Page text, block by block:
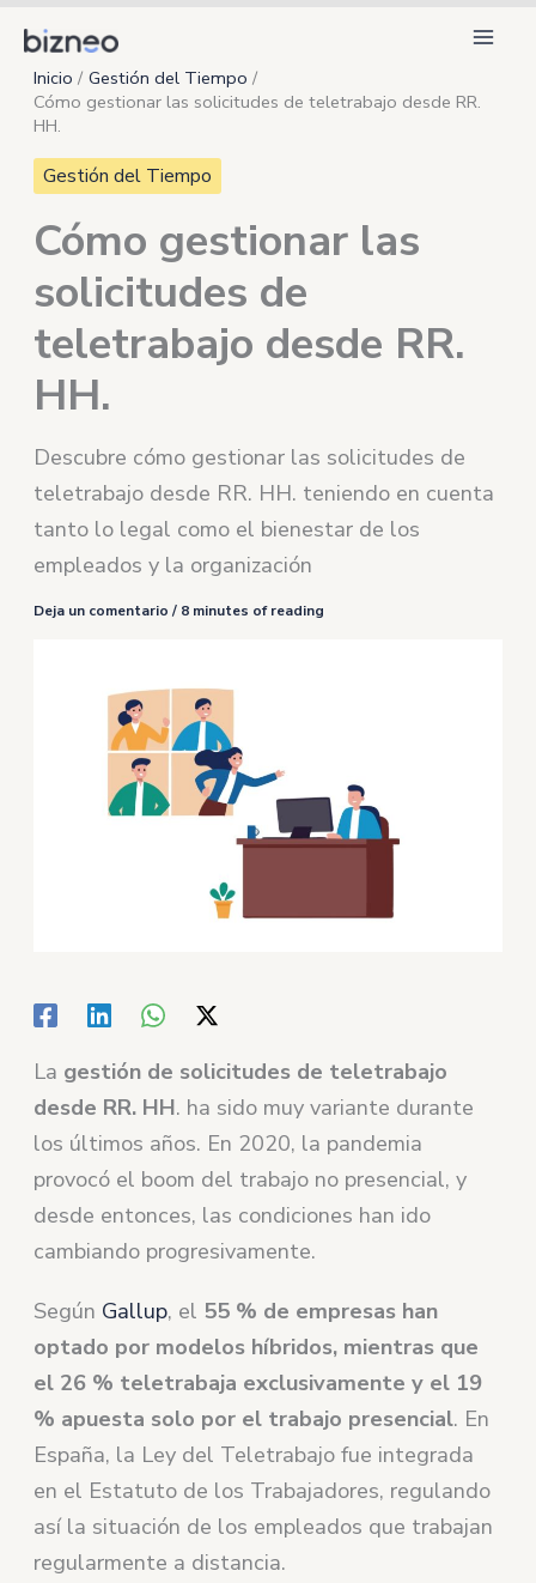
contenido
Inicio
Gestión del Tiempo
Cómo gestionar las solicitudes de teletrabajo desde RR.
HH.
Gestión del Tiempo
Cómo gestionar las
solicitudes de
teletrabajo desde RR.
HH.
Descubre cómo gestionar las solicitudes de
teletrabajo desde RR. HH. teniendo en cuenta
tanto lo legal como el bienestar de los
empleados y la organización
Deja un comentario / 8 minutes of reading
La gestión de solicitudes de teletrabajo
desde RR. HH. ha sido muy variante durante
los últimos años. En 2020, la pandemia
provocó el boom del trabajo no presencial, y
desde entonces, las condiciones han ido
cambiando progresivamente.
Según Gallup, el 55 % de empresas han
optado por modelos híbridos, mientras que
el 26 % teletrabaja exclusivamente y el 19
% apuesta solo por el trabajo presencial. En
España, la Ley del Teletrabajo fue integrada
en el Estatuto de los Trabajadores, regulando
así la situación de los empleados que trabajan
regularmente a distancia.